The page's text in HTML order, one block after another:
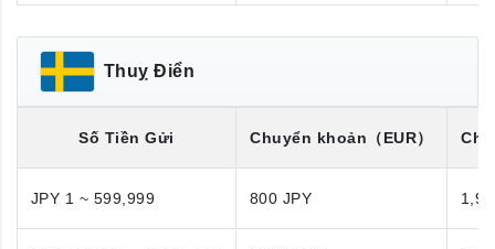
Thuỵ Điển
Số Tiền Gửi Chuyển khoản （EUR）
JPY 1 ~ 599,999 800 JPY